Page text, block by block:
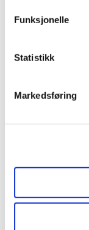
Funksjonelle
Statistikk
Markedsføring
👍
Var denne
Verdens beste